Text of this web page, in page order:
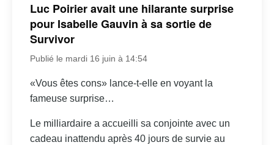
Luc Poirier avait une hilarante surprise
pour Isabelle Gauvin à sa sortie de
Survivor
Publié le mardi 16 juin à 14:54
«Vous êtes cons» lance-t-elle en voyant la
fameuse surprise…
Le milliardaire a accueilli sa conjointe avec un
cadeau inattendu après 40 jours de survie au